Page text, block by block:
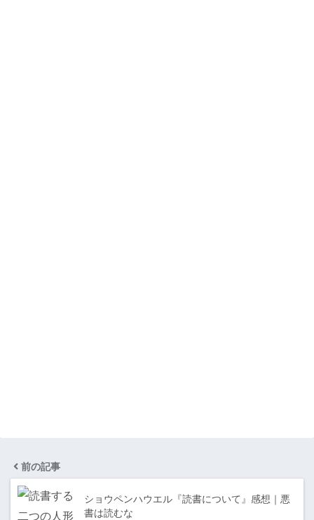
前の記事
ショウペンハウエル『読書について』感想｜悪
書は読むな